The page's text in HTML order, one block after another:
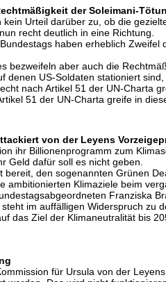
der Soleimani-
Urteil darüber zu, ob die
recht deutlich in eine Richtung.
haben erheblich
bezweifeln aber auch die
denen US-Soldaten stationiert sind,
nach Artikel 51 der UN-Charta
51 der UN-Charta greife in
von der Leyens
ihr Billionenprogramm zum
Geld dafür soll es nicht geben.
bereit, den sogenannten Grünen
ambitionierten Klimaziele beim
Franziska
im auffälligen Widerspruch zu
das Ziel der Klimaneutralität bis
für Ursula von der